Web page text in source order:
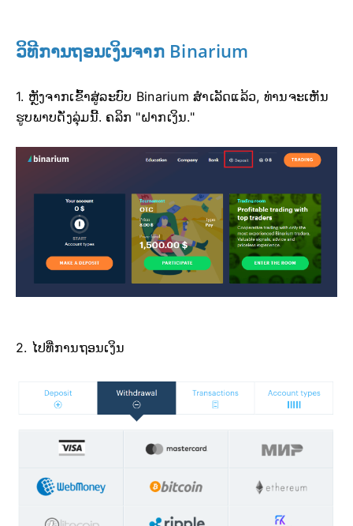
ວິທີການຖອນເງິນຈາກ Binarium
1. ຫຼັງຈາກເຂົ້າສູ່ລະບົບ Binarium ສຳເລັດແລ້ວ, ທ່ານຈະເຫັນ
ຮູບພາບດັ່ງລຸ່ມນີ້. ຄລິກ "ຝາກເງິນ."
2. ໄປທີ່ການຖອນເງິນ